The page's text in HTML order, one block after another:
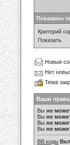
Показаны
Критерий
Показать
Новые
Нет
Тема
Ваши права
Вы не
Вы не
Вы не
Вы не
BB коды